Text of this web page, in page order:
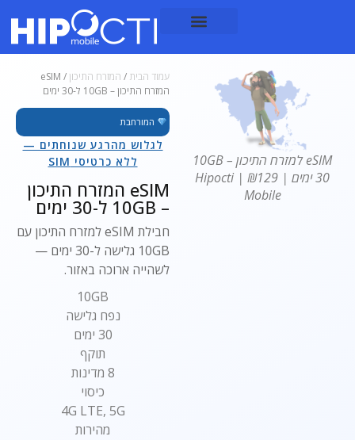
עמוד הבית / המזרח התיכון
/ eSIM
המזרח התיכון – 10GB ל-30 ימים
המורחבת
לגלוש מהרגע שנוחתים —
ללא כרטיסי SIM
eSIM המזרח התיכון
– 10GB ל-30 ימים
חבילת eSIM למזרח התיכון עם
10GB גלישה ל-30 ימים —
לשהייה ארוכה באזור.
10GB
נפח גלישה
30 ימים
תוקף
8 מדינות
כיסוי
4G LTE, 5G
מהירות
eSIM למזרח התיכון 10GB –
30 ימים | ₪129 | Hipocti
Mobile